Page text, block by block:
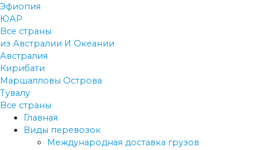
Эфиопия
ЮАР
Все страны
из Австралии И Океании
Австралия
Кирибати
Маршалловы Острова
Тувалу
Все страны
Главная
Виды перевозок
Международная доставка грузов